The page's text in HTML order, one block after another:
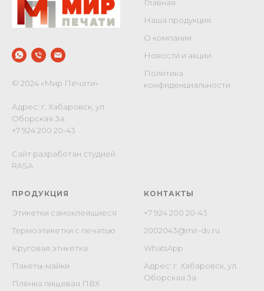
© 2024 «Мир Печати»
Адрес: г. Хабаровск, ул.
Оборская 3а.
+7 924 200 20-43
Сайт разработан студией
RASA
Главная
Наша продукция
О компании
Новости и акции
Политика
конфиденциальности
ПРОДУКЦИЯ
Этикетки самоклеящиеся
Термоэтикетки с печатью
Круговая этикетка
Пакеты-майки
Плёнка пищевая ПВХ
КОНТАКТЫ
+7 924 200 20-43
2002043@mir-dv.ru
WhatsApp
Адрес: г. Хабаровск, ул.
Оборская 3а